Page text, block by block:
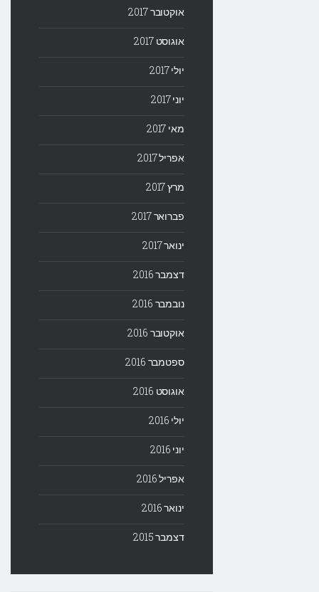
אוקטובר 2017
אוגוסט 2017
יולי 2017
יוני 2017
מאי 2017
אפריל 2017
מרץ 2017
פברואר 2017
ינואר 2017
דצמבר 2016
נובמבר 2016
אוקטובר 2016
ספטמבר 2016
אוגוסט 2016
יולי 2016
יוני 2016
אפריל 2016
ינואר 2016
דצמבר 2015